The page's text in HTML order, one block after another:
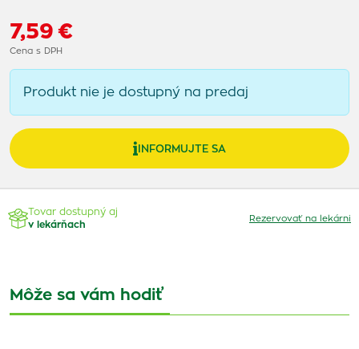
7,59 €
Cena s DPH
Produkt nie je dostupný na predaj
INFORMUJTE SA
Tovar dostupný aj
v lekárňach
Rezervovať na lekárni
Môže sa vám hodiť